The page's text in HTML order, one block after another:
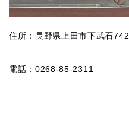
住所：長野県上田市下武石742
電話：0268-85-2311